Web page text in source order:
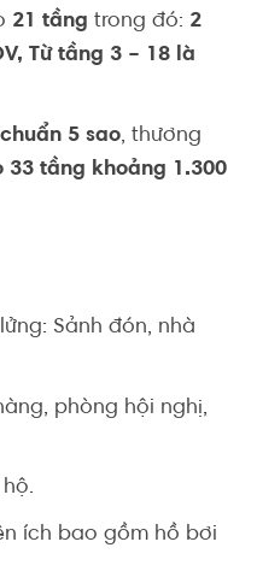
21 tầng trong đó: 2
Từ tầng 3 – 18 là
5 sao, thương
33 tầng khoảng 1.300
Sảnh đón, nhà
phòng hội nghị,
ích bao gồm hồ bơi